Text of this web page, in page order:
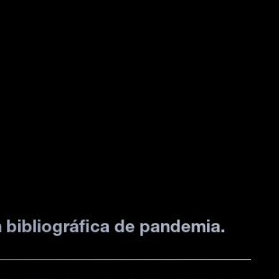
bibliográfica de pandemia.